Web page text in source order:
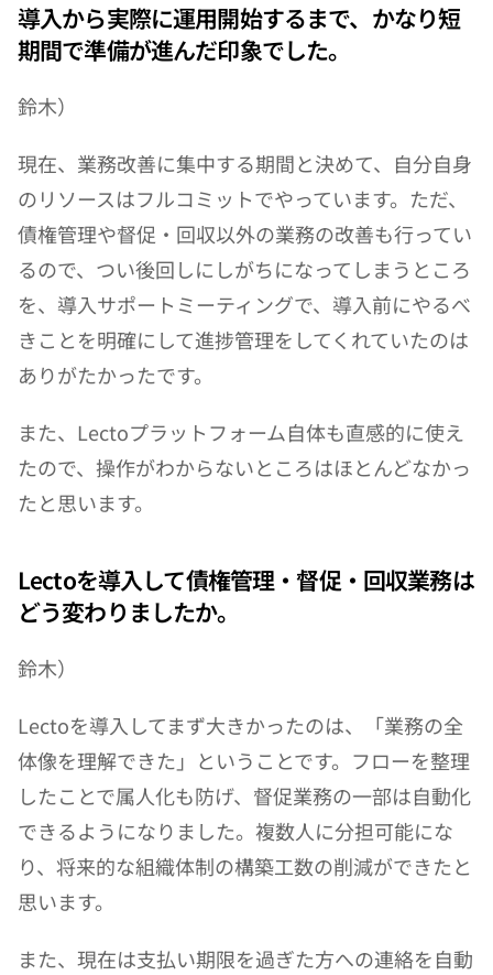
導入から実際に運用開始するまで、かなり短
期間で準備が進んだ印象でした。
鈴木）
現在、業務改善に集中する期間と決めて、自分自身
のリソースはフルコミットでやっています。ただ、
債権管理や督促・回収以外の業務の改善も行ってい
るので、つい後回しにしがちになってしまうところ
を、導入サポートミーティングで、導入前にやるべ
きことを明確にして進捗管理をしてくれていたのは
ありがたかったです。
また、Lectoプラットフォーム自体も直感的に使え
たので、操作がわからないところはほとんどなかっ
たと思います。
Lectoを導入して債権管理・督促・回収業務は
どう変わりましたか。
鈴木）
Lectoを導入してまず大きかったのは、「業務の全
体像を理解できた」ということです。フローを整理
したことで属人化も防げ、督促業務の一部は自動化
できるようになりました。複数人に分担可能にな
り、将来的な組織体制の構築工数の削減ができたと
思います。
また、現在は支払い期限を過ぎた方への連絡を自動